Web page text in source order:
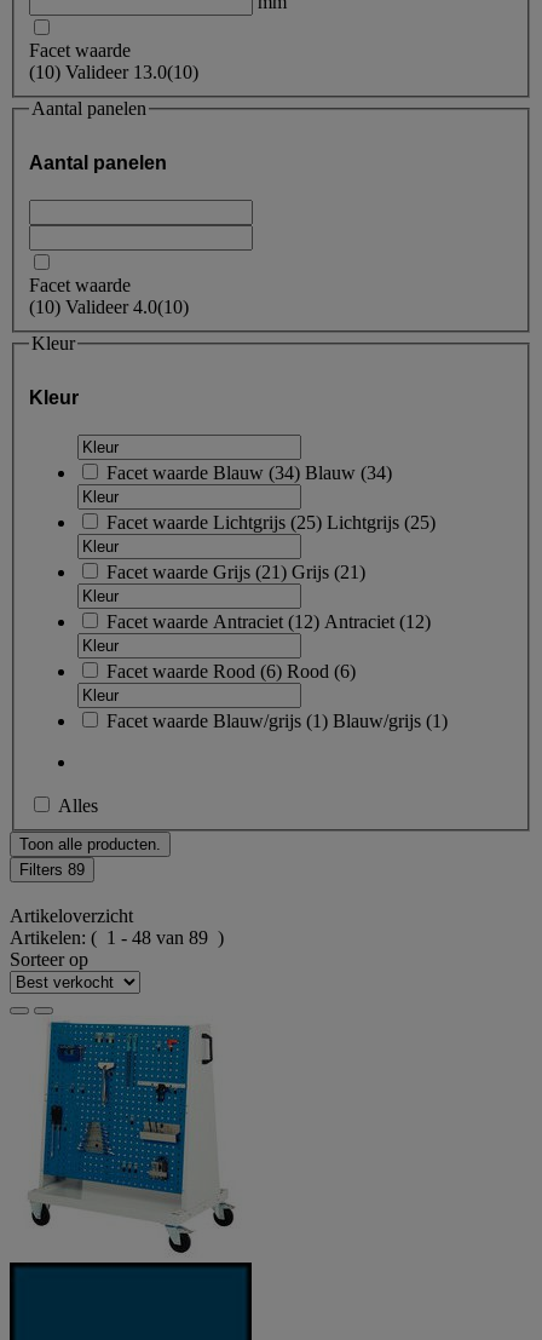
Facet waarde
(10) Valideer 13.0(10)
Aantal panelen
Aantal panelen
Facet waarde
(10) Valideer4.0(10)
Kleur
Kleur
Facet waarde Blauw (34) Blauw (34)
Facet waarde Lichtgrijs (25) Lichtgrijs (25)
Facet waarde Grijs (21) Grijs (21)
Facet waarde Antraciet(12) Antraciet(12)
Facet waarde Rood (6) Rood (6)
Facet waarde Blauw/grijs (1) Blauw/grijs (1)
Alles
Toon alle producten.
Filters 89
Artikeloverzicht
Artikelen: ( 1 - 48 van 89 )
Sorteer op